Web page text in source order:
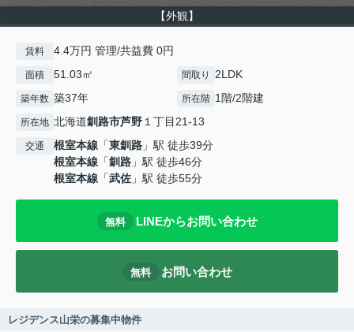
【外観】
賃料 4.4万円 管理/共益費 0円
面積 51.03㎡ 間取り 2LDK
築年数 築37年 所在階 1階/2階建
所在地 北海道釧路市芦野１丁目21-13
交通 根室本線 「東釧路 」駅 徒歩39分
根室本線 「釧路 」駅 徒歩46分
根室本線 「武佐 」駅 徒歩55分
無料 LINEからお問い合わせ
無料 お問い合わせ
レジデンス山栄の募集中物件